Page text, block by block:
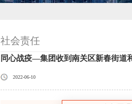
社会责任
同心战疫—集团收到南关区新春街道
2022-06-10